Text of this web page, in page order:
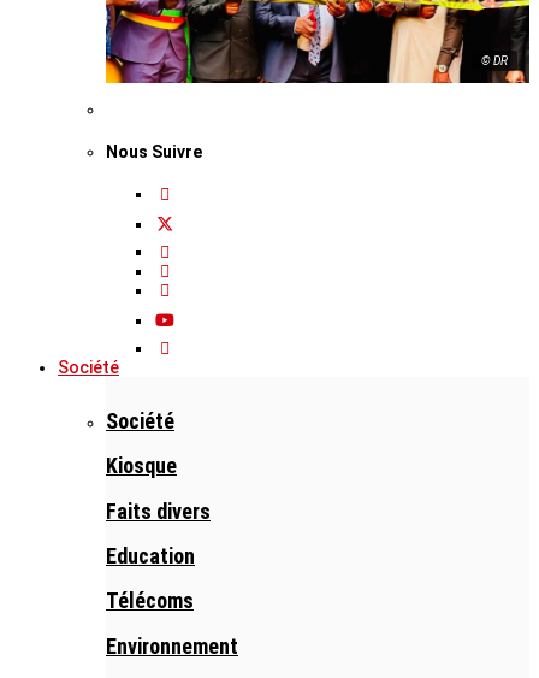
© DR
Nous Suivre
Société
Société
Kiosque
Faits divers
Education
Télécoms
Environnement